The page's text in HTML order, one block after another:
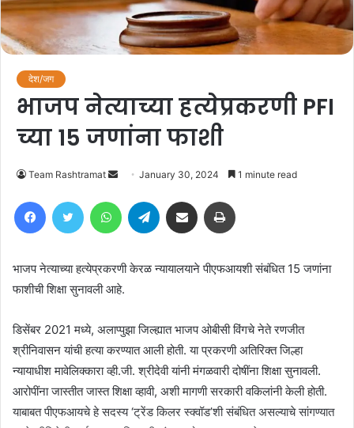
देश/जग
भाजप नेत्याच्या हत्येप्रकरणी PFI
च्या 15 जणांना फाशी
Team Rashtramat
Send
email
January 30, 2024 1 minute read
FacebookTwitter WhatsAppTelegram Share via Email
भाजप नेत्याच्या हत्येप्रकरणी केरळ न्यायालयाने पीएफआयशी संबंधित 15 जणांना
फाशीची शिक्षा सुनावली आहे.
डिसेंबर 2021 मध्ये, अलाप्पुझा जिल्ह्यात भाजप ओबीसी विंगचे नेते रणजीत
श्रीनिवासन यांची हत्या करण्यात आली होती. या प्रकरणी अतिरिक्त जिल्हा
न्यायाधीश मावेलिक्कारा व्ही.जी. श्रीदेवी यांनी मंगळवारी दोषींना शिक्षा सुनावली.
आरोपींना जास्तीत जास्त शिक्षा व्हावी, अशी मागणी सरकारी वकिलांनी केली होती.
याबाबत पीएफआयचे हे सदस्य ‘ट्रेंड किलर स्क्वॉड’शी संबंधित असल्याचे सांगण्यात